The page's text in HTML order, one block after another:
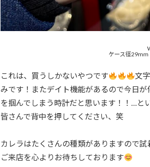
ケース径
これは、買うしかないやつです
文
みです！またデイト機能があるので今日
を掴んでしまう時計だと思います！！…と
皆さんで背中を押してください、笑
カレラはたくさんの種類がありますので
ご来店を心よりお待ちしております